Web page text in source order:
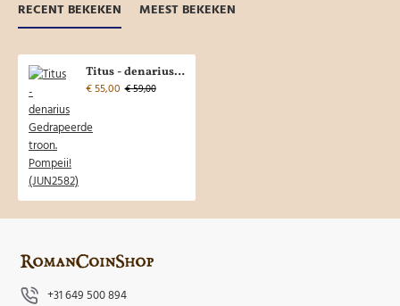
RECENT BEKEKEN MEEST BEKEKEN
Titus - denarius Gedrapeerde troon. Pompeii! (JUN2582)
€ 55,00 € 59,00
+31 649 500 894